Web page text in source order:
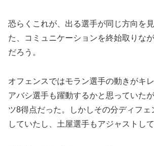
恐らくこれが、出る選手が同じ方向を
た、コミュニケーションを終始取りな
だろう。
オフェンスではモラン選手の動きがキ
アバシ選手も躍動するかと思っていた
ツ8得点だった。しかしその分ディフェ
していたし、土屋選手もアジャストして